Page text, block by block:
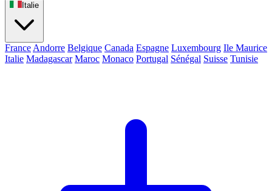
Italie
France Andorre Belgique Canada Espagne Luxembourg Ile Maurice
Italie Madagascar Maroc Monaco Portugal Sénégal Suisse Tunisie